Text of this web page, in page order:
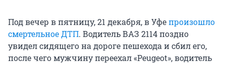
Под вечер в пятницу, 21 декабря, в Уфепроизошло
смертельное ДТП. Водитель ВАЗ 2114 поздно
увидел сидящего на дороге пешехода и сбил его,
после чего мужчину переехал «Peugeot», водитель